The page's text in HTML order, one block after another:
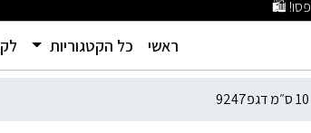
ראשי
(current) כל הקטגוריות